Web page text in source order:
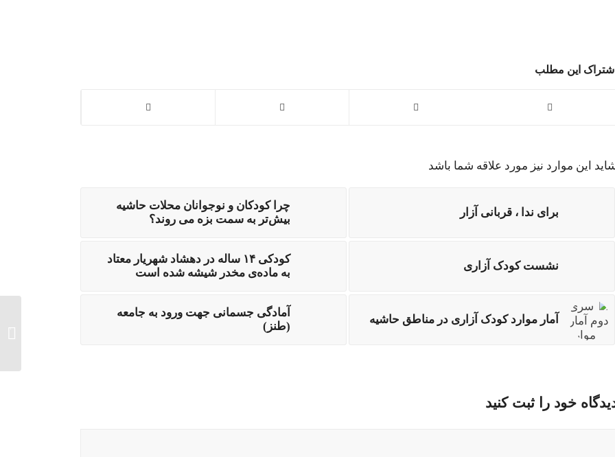
این مطلب
این موارد نیز مورد علاقه شما باشد
چرا كودكان و نوجوانان محلات حاشيه
بيش‌تر به سمت بزه مى روند؟
برای ندا ، قربانی آزار
کودکی ۱۴ ساله در دهشاد شهریار معتاد
به ماده‌ی مخدر شیشه شده است
نشست کودک آزاری
آمادگی جسمانی جهت ورود به جامعه
(طنز)
آمار موارد کودک آزاری در مناطق حاشیه
خود را ثبت کنید